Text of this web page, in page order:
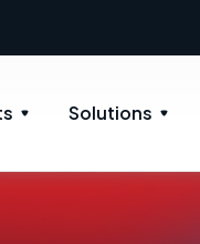
Solutions